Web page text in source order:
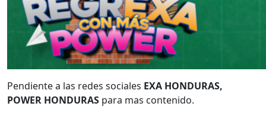
Pendiente a las redes sociales EXA HONDURAS,
POWER HONDURAS para mas contenido.